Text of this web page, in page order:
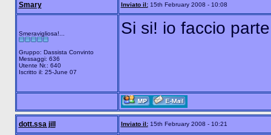
Smary Inviato il:15th February 2008 - 10:08
Smeravigliosa!...
Gruppo: Dassista Convinto
Messaggi: 636
Utente Nr.: 640
Iscritto il: 25-June 07
Si si! io faccio
dott.ssa jill Inviato il:15th February 2008 - 10:21